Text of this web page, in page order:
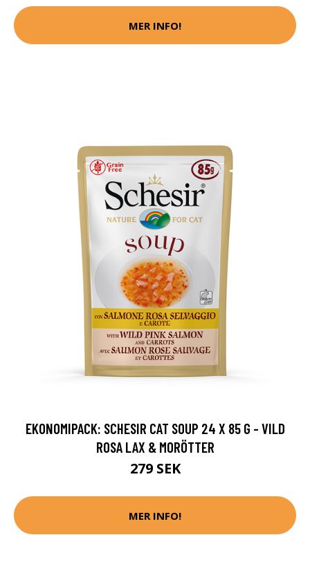
MER INFO!
EKONOMIPACK: SCHESIR CAT SOUP 24 X 85 G - VILD
ROSA LAX & MORÖTTER
279 SEK
MER INFO!